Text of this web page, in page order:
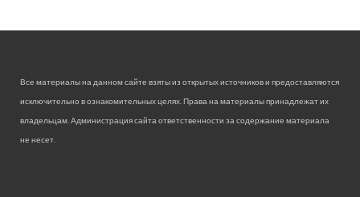
Все материалы на данном сайте взяты из открытых источников и предоставляются
исключительно в ознакомительных целях. Права на материалы принадлежат их
владельцам. Администрация сайта ответственности за содержание материала
не несет.